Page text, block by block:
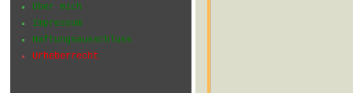
Über mich
Impressum
Haftungsausschluss
Urheberrecht